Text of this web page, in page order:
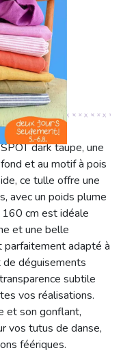
dark taupe, une
et au motif à pois
ce tulle offre une
avec un poids plume
cm est idéale
et une belle
parfaitement adapté à
déguisements
subtile
vos réalisations.
et son gonflant,
vos tutus de danse,
féériques.